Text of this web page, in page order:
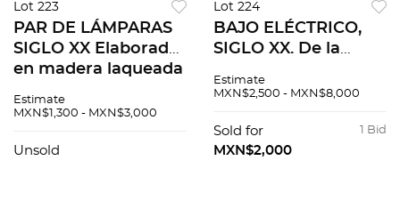
Lot 223
PAR DE LÁMPARAS
SIGLO XX Elaboradas
en madera laqueada
dorado Cuenta con
jarrón y soport...
Estimate
MXN$1,300 - MXN$3,000
Unsold
Lot 224
BAJO ELÉCTRICO,
SIGLO XX. De la
Elaborado en
material sintético y
herrajes de metal.
Estimate
MXN$2,500 - MXN$8,000
1 Bid
Sold for
MXN$2,000